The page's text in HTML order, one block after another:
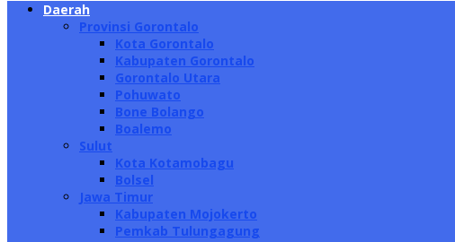
Daerah
Provinsi Gorontalo
Kota Gorontalo
Kabupaten Gorontalo
Gorontalo Utara
Pohuwato
Bone Bolango
Boalemo
Sulut
Kota Kotamobagu
Bolsel
Jawa Timur
Kabupaten Mojokerto
Pemkab Tulungagung